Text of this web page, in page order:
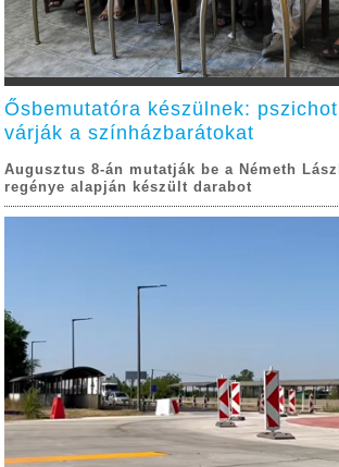
Ősbemutatóra készülnek:
várják a színházbarátokat
Augusztus 8-án mutatják be a Németh
regénye alapján készült darabot